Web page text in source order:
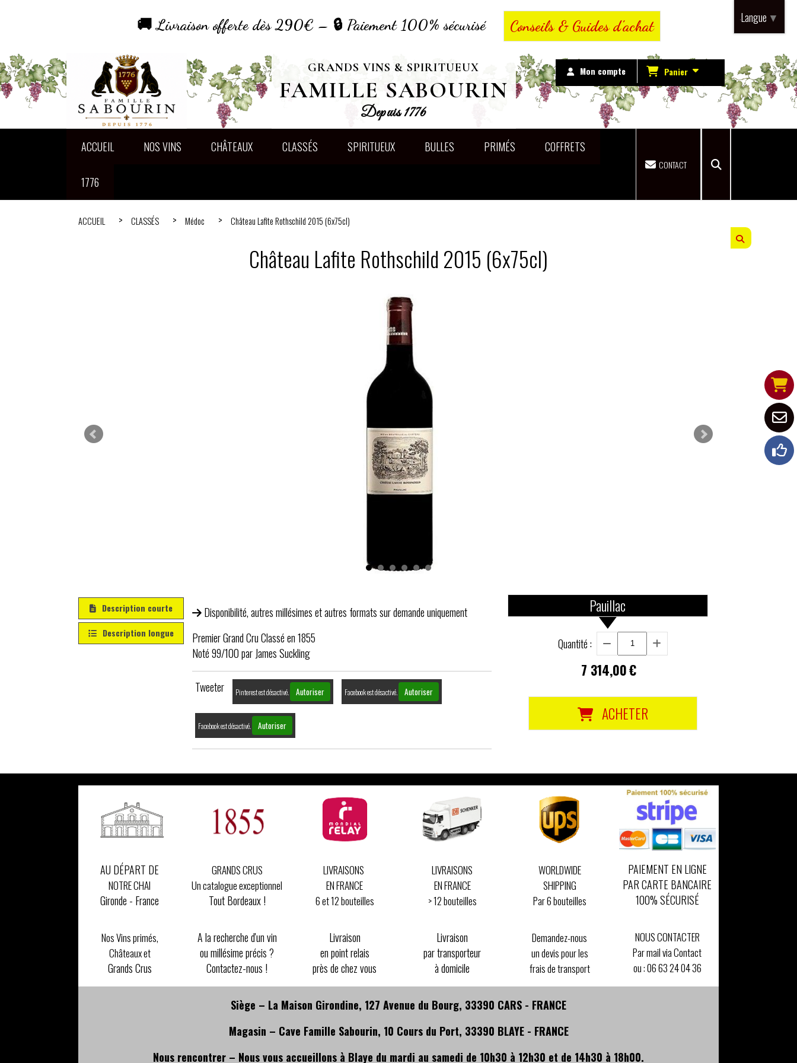
🚚 Livraison offerte dès 290€ – 🔒 Paiement 100% sécurisé Conseils & Guides d’achat
GRANDS VINS & SPIRITUEUX
FAMILLE SABOURIN
Depuis 1776
Mon compte Panier
ACCUEIL NOS VINS CHÂTEAUX CLASSÉS SPIRITUEUX BULLES PRIMÉS COFFRETS
1776
CONTACT
ACCUEIL CLASSÉS Médoc Château Lafite Rothschild 2015 (6x75cl)
Château Lafite Rothschild 2015 (6x75cl)
Pauillac
Quantité :
7 314,00€
ACHETER
Description courte
Description longue
Disponibilité, autres millésimes et autres formats sur demande uniquement
Premier Grand Cru Classé en 1855
Noté 99/100 par James Suckling
Tweeter Pinterest est désactivé. Autoriser Facebook est désactivé. Autoriser
Facebook est désactivé. Autoriser
AU DÉPART DE
NOTRE CHAI
Gironde - France
Nos Vins primés,
Châteaux et
Grands Crus
GRANDS CRUS
Un catalogue exceptionnel
Tout Bordeaux !
A la recherche d'un vin
ou millésime précis ?
Contactez-nous !
LIVRAISONS
EN FRANCE
6 et 12 bouteilles
Livraison
en point relais
près de chez vous
LIVRAISONS
EN FRANCE
> 12 bouteilles
Livraison
par transporteur
à domicile
WORLDWIDE
SHIPPING
Par 6 bouteilles
Demandez-nous
un devis pour les
frais de transport
PAIEMENT EN LIGNE
PAR CARTE BANCAIRE
100% SÉCURISÉ
NOUS CONTACTER
Par mail via Contact
ou :06 63 24 04 36
Siège – La Maison Girondine, 127 Avenue du Bourg, 33390 CARS - FRANCE
Magasin – Cave Famille Sabourin, 10 Cours du Port, 33390 BLAYE - FRANCE
Nous rencontrer – Nous vous accueillons à Blaye du mardi au samedi de 10h30 à 12h30 et de 14h30 à 18h00.
Langue ▼